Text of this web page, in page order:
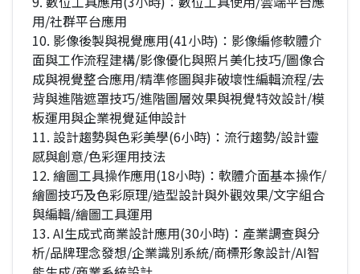
用/社群平台應用
10. 影像後製與視覺應用(41小時)：影像編修軟體介
面與工作流程建構/影像優化與照片美化技巧/圖像合
成與視覺整合應用/精準修圖與非破壞性編輯流程/去
背與進階遮罩技巧/進階圖層效果與視覺特效設計/模
板運用與企業視覺延伸設計
11. 設計趨勢與色彩美學(6小時)：流行趨勢/設計靈
感與創意/色彩運用技法
12. 繪圖工具操作應用(18小時)：軟體介面基本操作/
繪圖技巧及色彩原理/造型設計與外觀效果/文字組合
與編輯/繪圖工具運用
13. AI生成式商業設計應用(30小時)：產業調查與分
析/品牌理念發想/企業識別系統/商標形象設計/AI智